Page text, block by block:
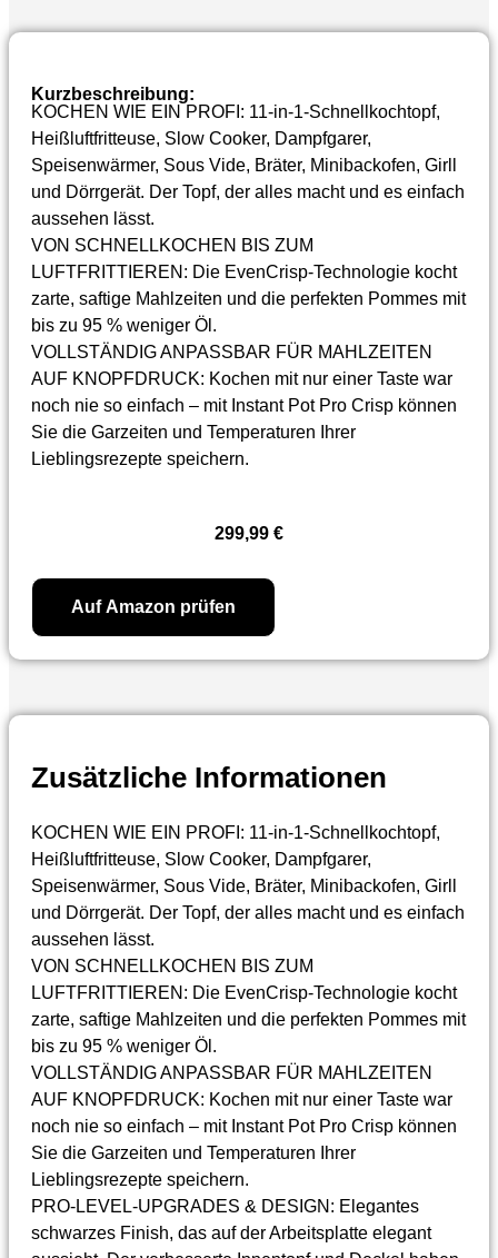
Kurzbeschreibung:
KOCHEN WIE EIN PROFI: 11-in-1-Schnellkochtopf,
Heißluftfritteuse, Slow Cooker, Dampfgarer,
Speisenwärmer, Sous Vide, Bräter, Minibackofen, Girll
und Dörrgerät. Der Topf, der alles macht und es einfach
aussehen lässt.
VON SCHNELLKOCHEN BIS ZUM
LUFTFRITTIEREN: Die EvenCrisp-Technologie kocht
zarte, saftige Mahlzeiten und die perfekten Pommes mit
bis zu 95 % weniger Öl.
VOLLSTÄNDIG ANPASSBAR FÜR MAHLZEITEN
AUF KNOPFDRUCK: Kochen mit nur einer Taste war
noch nie so einfach – mit Instant Pot Pro Crisp können
Sie die Garzeiten und Temperaturen Ihrer
Lieblingsrezepte speichern.
299,99 €
Auf Amazon prüfen
Zusätzliche Informationen
KOCHEN WIE EIN PROFI: 11-in-1-Schnellkochtopf,
Heißluftfritteuse, Slow Cooker, Dampfgarer,
Speisenwärmer, Sous Vide, Bräter, Minibackofen, Girll
und Dörrgerät. Der Topf, der alles macht und es einfach
aussehen lässt.
VON SCHNELLKOCHEN BIS ZUM
LUFTFRITTIEREN: Die EvenCrisp-Technologie kocht
zarte, saftige Mahlzeiten und die perfekten Pommes mit
bis zu 95 % weniger Öl.
VOLLSTÄNDIG ANPASSBAR FÜR MAHLZEITEN
AUF KNOPFDRUCK: Kochen mit nur einer Taste war
noch nie so einfach – mit Instant Pot Pro Crisp können
Sie die Garzeiten und Temperaturen Ihrer
Lieblingsrezepte speichern.
PRO-LEVEL-UPGRADES & DESIGN: Elegantes
schwarzes Finish, das auf der Arbeitsplatte elegant